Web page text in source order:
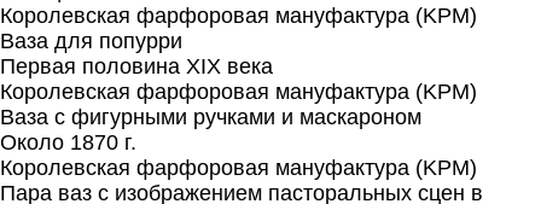
Королевская фарфоровая мануфактура (KPM)
Ваза для попурри
Первая половина XIX века
Королевская фарфоровая мануфактура (KPM)
Ваза с фигурными ручками и маскароном
Около 1870 г.
Королевская фарфоровая мануфактура (KPM)
Пара ваз с изображением пасторальных сцен в